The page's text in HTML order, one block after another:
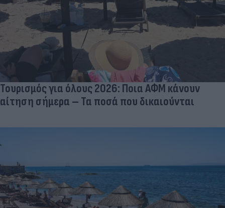
Τουρισμός για όλους 2026: Ποια ΑΦΜ κάνουν
αίτηση σήμερα – Τα ποσά που δικαιούνται